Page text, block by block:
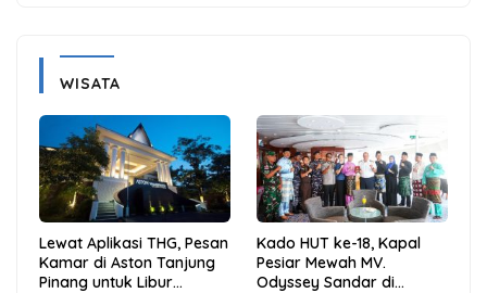
WISATA
Lewat Aplikasi THG, Pesan
Kamar di Aston Tanjung
Pinang untuk Libur
Kado HUT ke-18, Kapal
Pesiar Mewah MV.
Odyssey Sandar di